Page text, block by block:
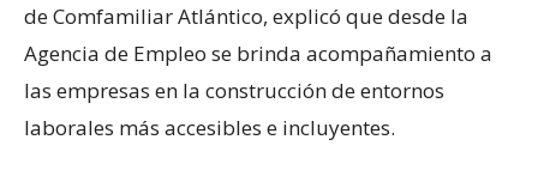
de Comfamiliar Atlántico, explicó que desde la
Agencia de Empleo se brinda acompañamiento a
las empresas en la construcción de entornos
laborales más accesibles e incluyentes.